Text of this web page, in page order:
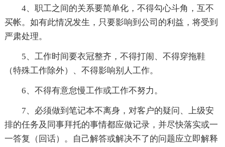
4、职工之间的关系要简单化，不得勾心斗角，互不
买帐。如有此情况发生，只要影响到公司的利益，将受到
严肃处理。
5、工作时间要衣冠整齐，不得打闹、不得穿拖鞋
（特殊工作除外）、不得影响别人工作。
6、不得有意怠慢工作或工作不努力。
7、必须做到笔记本不离身，对客户的疑问、上级安
排的任务及同事拜托的事情都应做记录，并尽快落实或一
一答复（回话）。自己解答或解决不了的问题应立即解释